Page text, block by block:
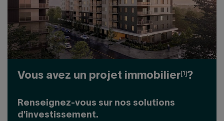
Vous avez un projet immobilier [1] ?
Renseignez-vous sur nos solutions
d'investissement.